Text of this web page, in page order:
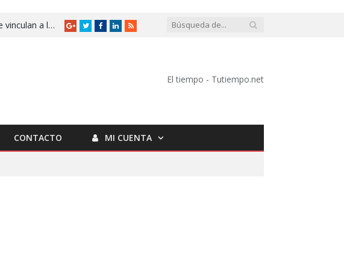
Más de la mitad de líneas móviles en México aún no se vinculan a la CURP
GoogleTwitterFacebookLinkedIn
RSS
El tiempo - Tutiempo.net
CONTACTO MI CUENTA